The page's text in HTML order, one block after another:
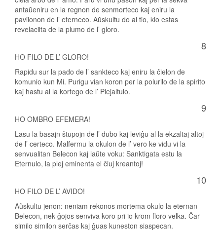
antaŭeniru en la regnon de senmorteco kaj eniru la
pavilonon de l’ eterneco. Aŭskultu do al tio, kio estas
revelaciita de la plumo de l’ gloro.
8
HO FILO DE L’ GLORO!
Rapidu sur la pado de l’ sankteco kaj eniru la ĉielon de
komunio kun Mi. Purigu vian koron per la polurilo de la spirito
kaj hastu al la kortego de l’ Plejaltulo.
9
HO OMBRO EFEMERA!
Lasu la basajn ŝtupojn de l’ dubo kaj leviĝu al la ekzaltaj altoj
de l’ certeco. Malfermu la okulon de l’ vero ke vidu vi la
senvualitan Belecon kaj laŭte voku: Sanktigata estu la
Eternulo, la plej eminenta el ĉiuj kreantoj!
10
HO FILO DE L’ AVIDO!
Aŭskultu jenon: neniam rekonos mortema okulo la eternan
Belecon, nek ĝojos senviva koro pri io krom floro velka. Ĉar
similo similon serĉas kaj ĝuas kuneston siaspecan.